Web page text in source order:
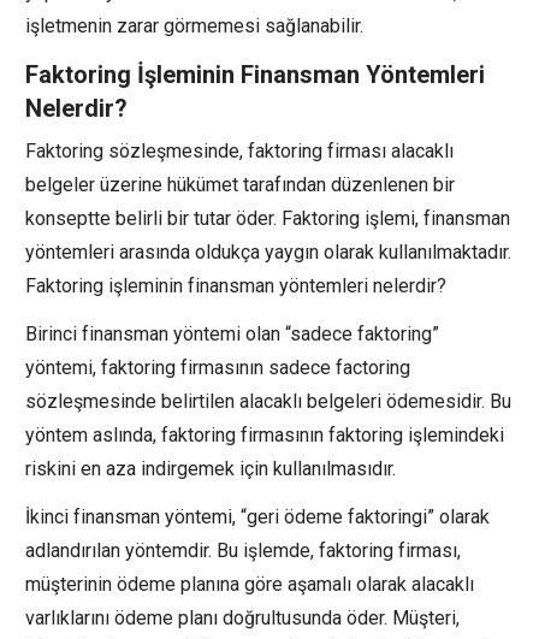
işletmenin zarar görmemesi sağlanabilir.
Faktoring İşleminin Finansman Yöntemleri
Nelerdir?
Faktoring sözleşmesinde, faktoring firması alacaklı
belgeler üzerine hükümet tarafından düzenlenen bir
konseptte belirli bir tutar öder. Faktoring işlemi, finansman
yöntemleri arasında oldukça yaygın olarak kullanılmaktadır.
Faktoring işleminin finansman yöntemleri nelerdir?
Birinci finansman yöntemi olan “sadece faktoring”
yöntemi, faktoring firmasının sadece factoring
sözleşmesinde belirtilen alacaklı belgeleri ödemesidir. Bu
yöntem aslında, faktoring firmasının faktoring işlemindeki
riskini en aza indirgemek için kullanılmasıdır.
İkinci finansman yöntemi, “geri ödeme faktoringi” olarak
adlandırılan yöntemdir. Bu işlemde, faktoring firması,
müşterinin ödeme planına göre aşamalı olarak alacaklı
varlıklarını ödeme planı doğrultusunda öder. Müşteri,